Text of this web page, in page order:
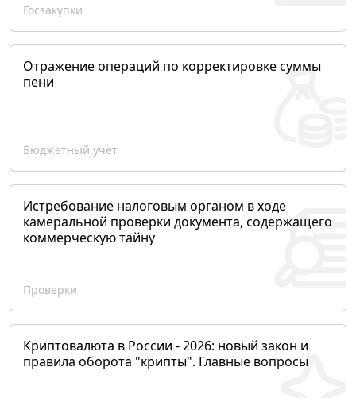
Госзакупки
Отражение операций по корректировке суммы
пени
Бюджетный учет
Истребование налоговым органом в ходе
камеральной проверки документа, содержащего
коммерческую тайну
Проверки
Криптовалюта в России - 2026: новый закон и
правила оборота "крипты". Главные вопросы